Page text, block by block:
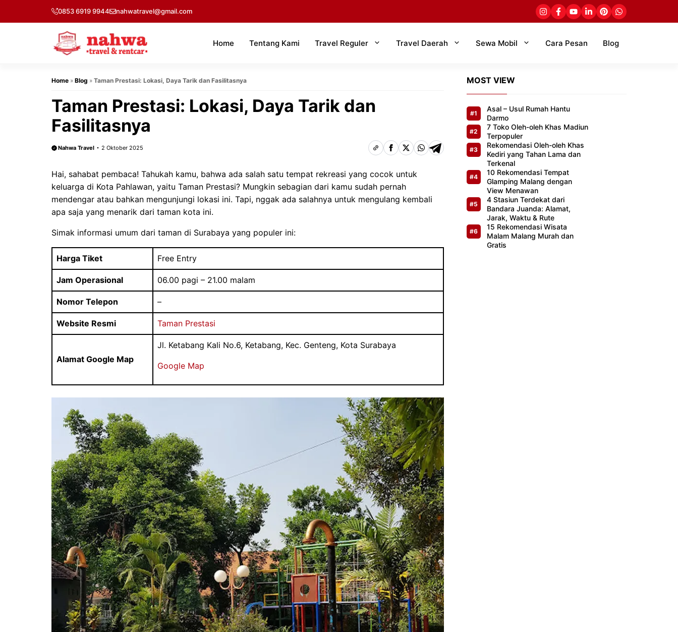
0853 6919 9944 nahwatravel@gmail.com
Home Tentang Kami Travel Reguler Travel Daerah Sewa Mobil Cara Pesan Blog
Home » Blog » Taman Prestasi: Lokasi, Daya Tarik dan Fasilitasnya
Taman Prestasi: Lokasi, Daya Tarik dan
Fasilitasnya
Nahwa Travel 2 Oktober 2025
Hai, sahabat pembaca! Tahukah kamu, bahwa ada salah satu tempat rekreasi yang cocok untuk
keluarga di Kota Pahlawan, yaitu Taman Prestasi? Mungkin sebagian dari kamu sudah pernah
mendengar atau bahkan mengunjungi lokasi ini. Tapi, nggak ada salahnya untuk mengulang kembali
apa saja yang menarik dari taman kota ini.
Simak informasi umum dari taman di Surabaya yang populer ini:
Harga Tiket Free Entry
Jam Operasional 06.00 pagi – 21.00 malam
Nomor Telepon –
Website Resmi Taman Prestasi
Alamat Google Map
Jl. Ketabang Kali No.6, Ketabang, Kec. Genteng, Kota Surabaya
Google Map
MOST VIEW
Asal – Usul Rumah Hantu
Darmo
7 Toko Oleh-oleh Khas Madiun
Terpopuler
Rekomendasi Oleh-oleh Khas
Kediri yang Tahan Lama dan
Terkenal
10 Rekomendasi Tempat
Glamping Malang dengan
View Menawan
4 Stasiun Terdekat dari
Bandara Juanda: Alamat,
Jarak, Waktu & Rute
15 Rekomendasi Wisata
Malam Malang Murah dan
Gratis